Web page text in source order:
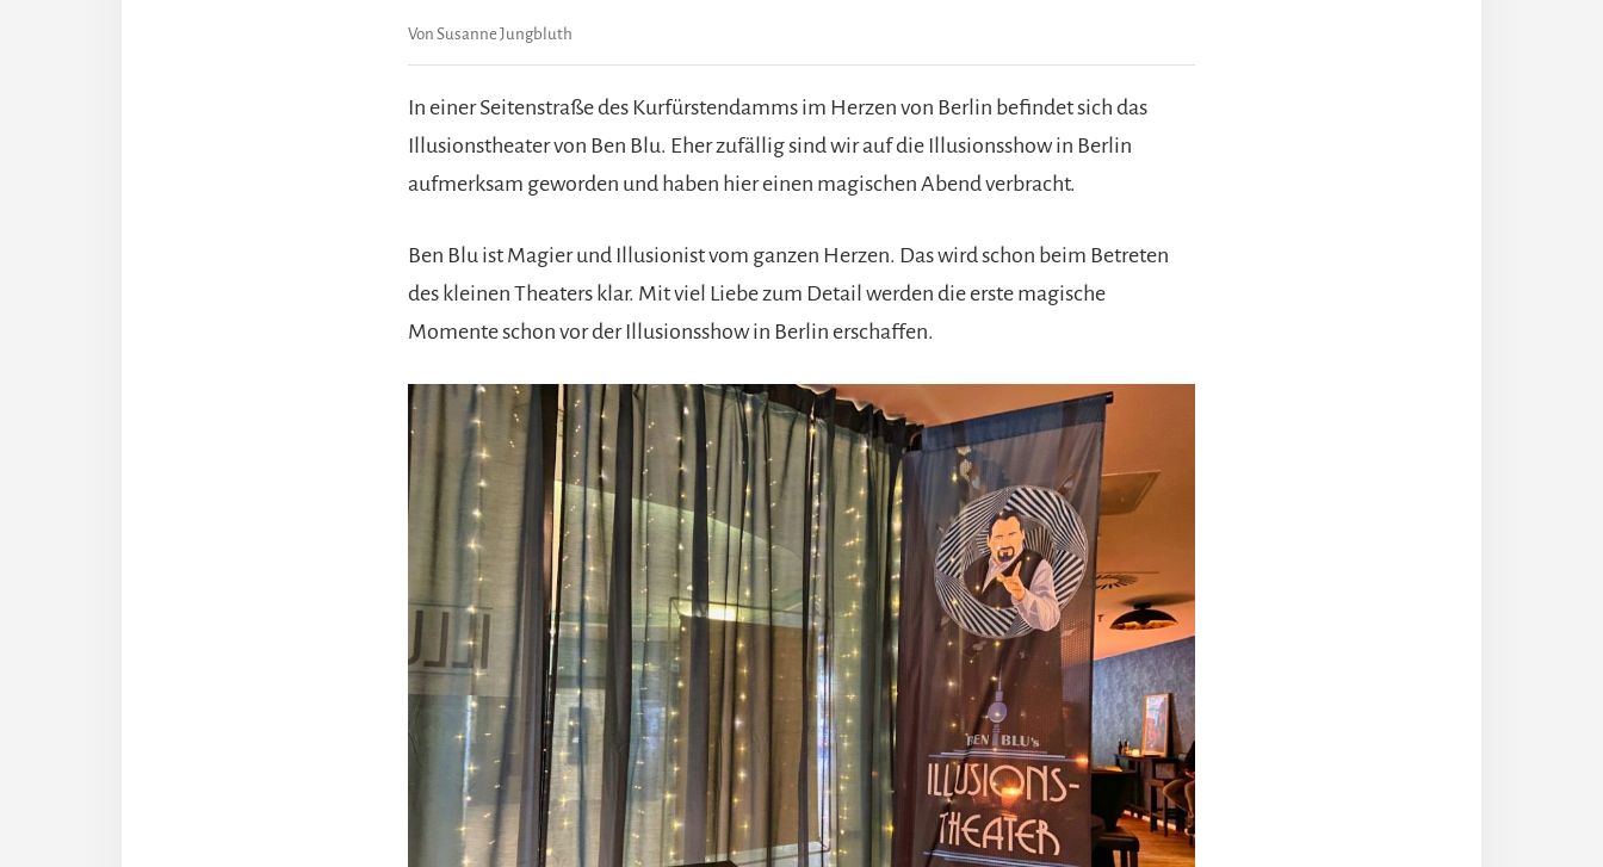
Von Susanne Jungbluth
In einer Seitenstraße des Kurfürstendamms im Herzen von Berlin befindet sich das
Illusionstheater von Ben Blu. Eher zufällig sind wir auf die Illusionsshow in Berlin
aufmerksam geworden und haben hier einen magischen Abend verbracht.
Ben Blu ist Magier und Illusionist vom ganzen Herzen. Das wird schon beim Betreten
des kleinen Theaters klar. Mit viel Liebe zum Detail werden die erste magische
Momente schon vor der Illusionsshow in Berlin erschaffen.